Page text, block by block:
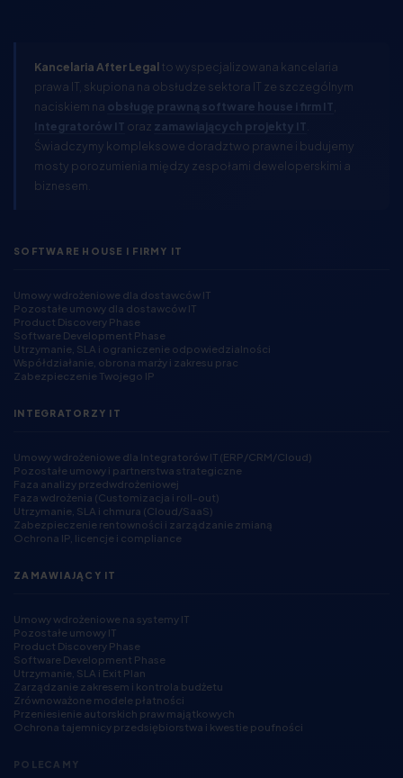
Kancelaria After Legalto wyspecjalizowana kancelaria
prawa IT, skupiona na obsłudze sektora IT ze szczególnym
naciskiem na obsługę prawną software house i firm IT
Integratorów IT oraz zamawiających projekty IT
Świadczymy kompleksowe doradztwo prawne i budujemy
mosty porozumienia między zespołami deweloperskimi a
biznesem.
SOFTWARE HOUSE I FIRMY IT
Umowy wdrożeniowe dla dostawców IT
Pozostałe umowy dla dostawców IT
Product Discovery Phase
Software Development Phase
Utrzymanie, SLA i ograniczenie odpowiedzialności
Współdziałanie, obrona marży i zakresu prac
Zabezpieczenie Twojego IP
INTEGRATORZY IT
Umowy wdrożeniowe dla Integratorów IT (ERP/CRM/Cloud)
Pozostałe umowy i partnerstwa strategiczne
Faza analizy przedwdrożeniowej
Faza wdrożenia (Customizacja i roll-out)
Utrzymanie, SLA i chmura (Cloud/SaaS)
Zabezpieczenie rentowności i zarządzanie zmianą
Ochrona IP, licencje i compliance
ZAMAWIAJĄCY IT
Umowy wdrożeniowe na systemy IT
Pozostałe umowy IT
Product Discovery Phase
Software Development Phase
Utrzymanie, SLA i Exit Plan
Zarządzanie zakresem i kontrola budżetu
Zrównoważone modele płatności
Przeniesienie autorskich praw majątkowych
Ochrona tajemnicy przedsiębiorstwa i kwestie poufności
POLECAMY